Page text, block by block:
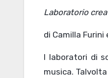
Laboratorio
di Camilla Furini
I laboratori di
musica.